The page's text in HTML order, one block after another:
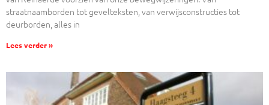
straatnaamborden tot gevelteksten, van verwijsconstructies tot
deurborden, alles in
Lees verder »